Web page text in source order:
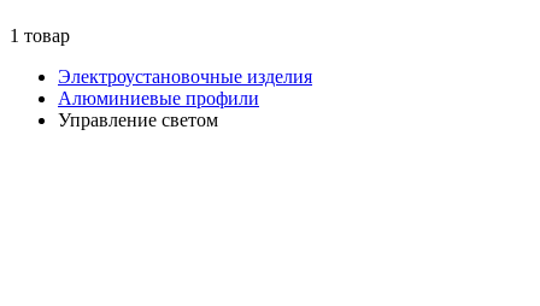
1 товар
Электроустановочные изделия
Алюминиевые профили
Управление светом